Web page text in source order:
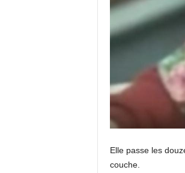
Elle passe les
couche.